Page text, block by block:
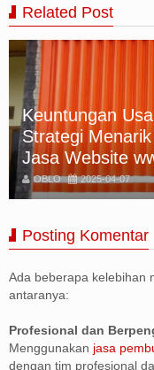
Related Post
Mengapa
Online? Ini 5
OBLO 2025-04-07
Posting Komentar
Ada beberapa kelebihan
antaranya:
Profesional dan
Menggunakan jasa
dengan tim profesional